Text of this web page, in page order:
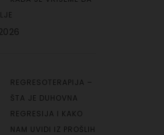
REGRESOTERAPIJA –
ŠTA JE DUHOVNA
REGRESIJA I KAKO
NAM UVIDI IZ PROŠLIH